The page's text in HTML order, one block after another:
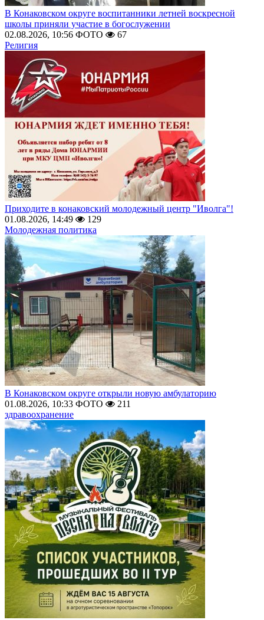
В Конаковском округе воспитанники летней воскресной
школы приняли участие в богослужении
02.08.2026, 10:56 ФОТО
67
Религия
Приходите в конаковский молодежный центр "Иволга"!
01.08.2026, 14:49
129
Молодежная политика
В Конаковском округе открыли новую амбулаторию
01.08.2026, 10:33 ФОТО
211
здравоохранение